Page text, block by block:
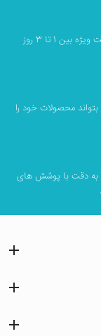
سفارش های شما برای مرکز استان ها، با پست ویژه بین 1 تا 3 روز
محصولات خود را
به دقت با پوشش های